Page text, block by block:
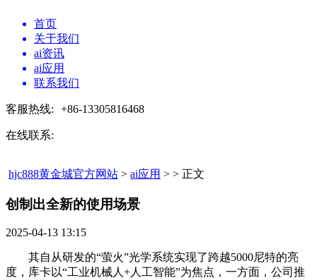
首页
关于我们
ai资讯
ai应用
联系我们
客服热线: +86-13305816468
在线联系:
hjc888黄金城官方网站 > ai应用 > > 正文
创制出全新的使用场景​
2025-04-13 13:15
其自从研发的“萤火”光学系统实现了跨越5000尼特的亮
度，库卡以“工业机械人+人工智能”为焦点，一方面，公司推